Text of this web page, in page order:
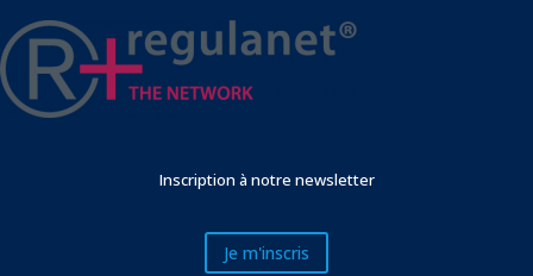
Inscription à notre newsletter
Je m'inscris